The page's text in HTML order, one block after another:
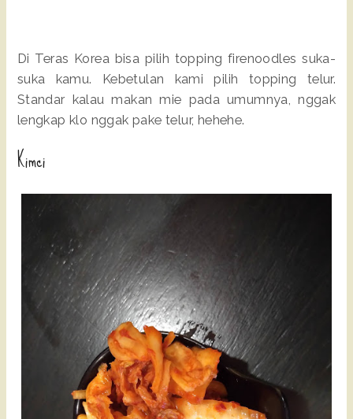
Di Teras Korea bisa pilih topping firenoodles suka-
suka kamu. Kebetulan kami pilih topping telur.
Standar kalau makan mie pada umumnya, nggak
lengkap klo nggak pake telur, hehehe.
Kimci